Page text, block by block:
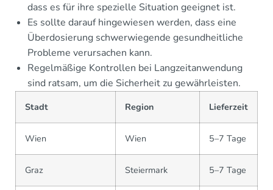
dass es für ihre spezielle Situation geeignet ist.
Es sollte darauf hingewiesen werden, dass eine
Überdosierung schwerwiegende gesundheitliche
Probleme verursachen kann.
Regelmäßige Kontrollen bei Langzeitanwendung
sind ratsam, um die Sicherheit zu gewährleisten.
Stadt Region Lieferzeit
Wien Wien 5–7 Tage
Graz Steiermark 5–7 Tage